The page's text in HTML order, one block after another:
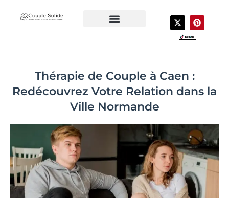
X
-
t
w
r
P
i
n
Thérapie de Couple à Caen :
Redécouvrez Votre Relation dans la
Ville Normande